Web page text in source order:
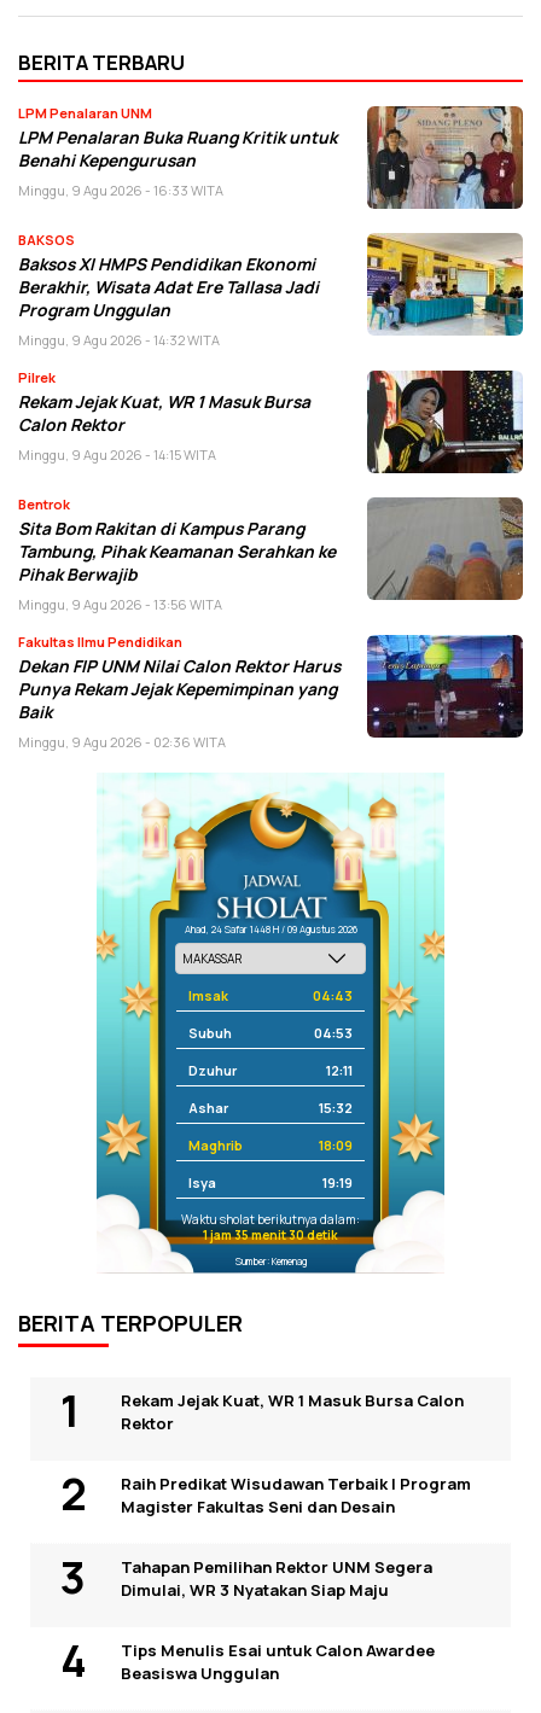
BERITA TERBARU
LPM Penalaran UNM
LPM Penalaran Buka Ruang Kritik untuk
Benahi Kepengurusan
Minggu, 9 Agu 2026 - 16:33 WITA
BAKSOS
Baksos XI HMPS Pendidikan Ekonomi
Berakhir, Wisata Adat Ere Tallasa Jadi
Program Unggulan
Minggu, 9 Agu 2026 - 14:32 WITA
Pilrek
Rekam Jejak Kuat, WR 1 Masuk Bursa
Calon Rektor
Minggu, 9 Agu 2026 - 14:15 WITA
Bentrok
Sita Bom Rakitan di Kampus Parang
Tambung, Pihak Keamanan Serahkan ke
Pihak Berwajib
Minggu, 9 Agu 2026 - 13:56 WITA
Fakultas Ilmu Pendidikan
Dekan FIP UNM Nilai Calon Rektor Harus
Punya Rekam Jejak Kepemimpinan yang
Baik
Minggu, 9 Agu 2026 - 02:36 WITA
Ahad, 24 Safar 1448 H / 09 Agustus 2026
Imsak 04:43
Subuh 04:53
Dzuhur 12:11
Ashar 15:32
Maghrib 18:09
Isya 19:19
Waktu sholat berikutnya dalam:
1 jam 35 menit 29 detik
Sumber: Kemenag
BERITA TERPOPULER
Rekam Jejak Kuat, WR 1 Masuk Bursa Calon
Rektor
Raih Predikat Wisudawan Terbaik I Program
Magister Fakultas Seni dan Desain
Tahapan Pemilihan Rektor UNM Segera
Dimulai, WR 3 Nyatakan Siap Maju
Tips Menulis Esai untuk Calon Awardee
Beasiswa Unggulan